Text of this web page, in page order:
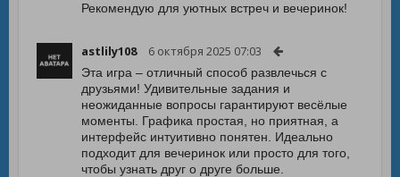
Рекомендую для уютных встреч и вечеринок!
astlily108 6 октября 2025 07:03
Эта игра – отличный способ развлечься с
друзьями! Удивительные задания и
неожиданные вопросы гарантируют весёлые
моменты. Графика простая, но приятная, а
интерфейс интуитивно понятен. Идеально
подходит для вечеринок или просто для того,
чтобы узнать друг о друге больше.